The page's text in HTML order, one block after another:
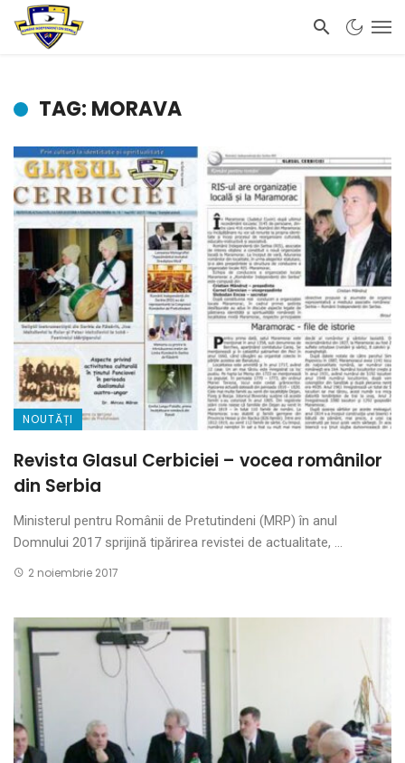
TAG: MORAVA
NOUTĂȚI
Revista Glasul Cerbiciei – vocea românilor
din Serbia
Ministerul pentru Românii de Pretutindeni (MRP) în anul
Domnului 2017 sprijină tipărirea revistei de actualitate, ...
2 noiembrie 2017